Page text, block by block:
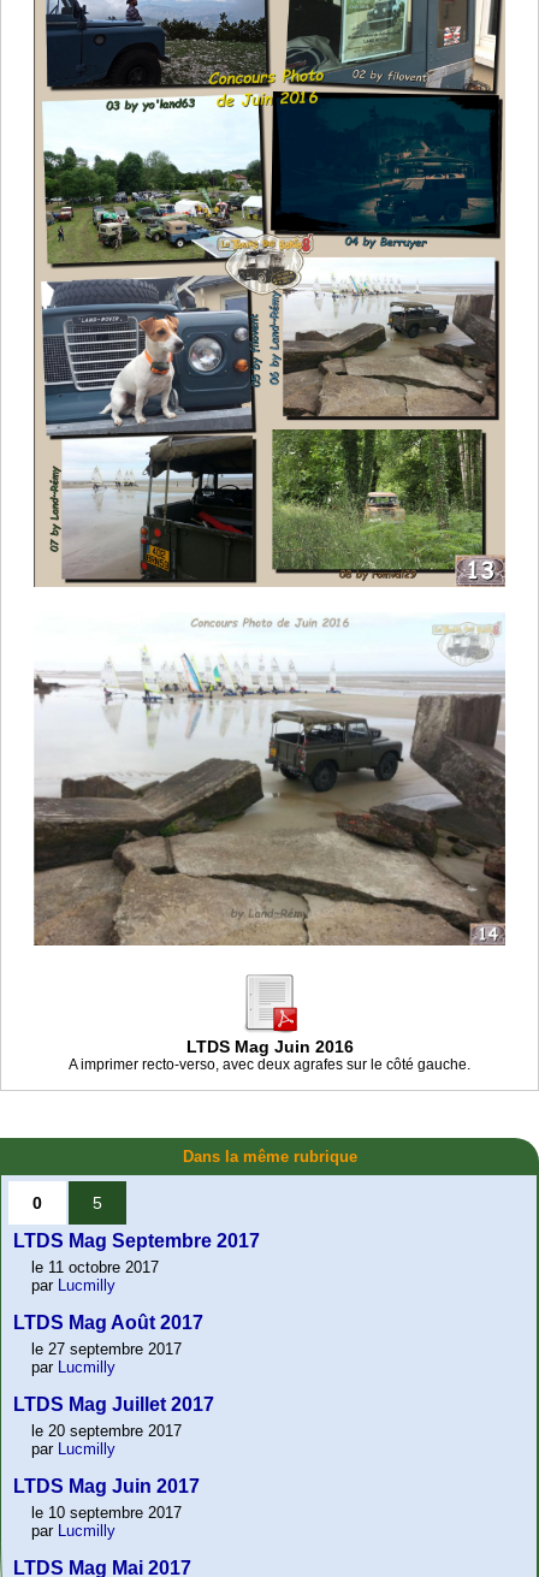
LTDS Mag Juin 2016
A imprimer recto-verso, avec deux agrafes sur le côté gauche.
Dans la même rubrique
0 5
LTDS Mag Septembre 2017
le 11 octobre 2017
par
Lucmilly
LTDS Mag Août 2017
le 27 septembre 2017
par
Lucmilly
LTDS Mag Juillet 2017
le 20 septembre 2017
par
Lucmilly
LTDS Mag Juin 2017
le 10 septembre 2017
par
Lucmilly
LTDS Mag Mai 2017